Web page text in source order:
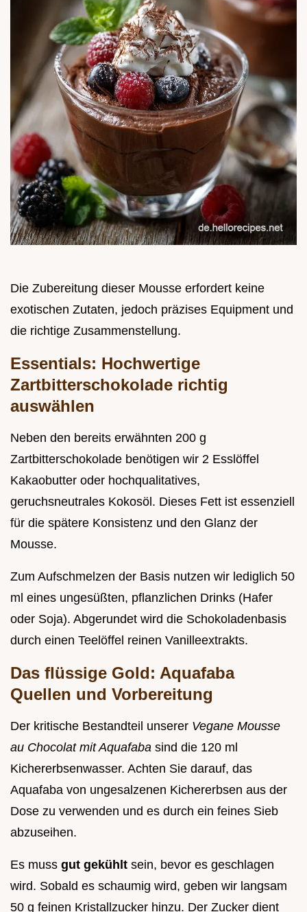
Die Zubereitung dieser Mousse erfordert keine
exotischen Zutaten, jedoch präzises Equipment und
die richtige Zusammenstellung.
Essentials: Hochwertige
Zartbitterschokolade richtig
auswählen
Neben den bereits erwähnten 200 g
Zartbitterschokolade benötigen wir 2 Esslöffel
Kakaobutter oder hochqualitatives,
geruchsneutrales Kokosöl. Dieses Fett ist essenziell
für die spätere Konsistenz und den Glanz der
Mousse.
Zum Aufschmelzen der Basis nutzen wir lediglich 50
ml eines ungesüßten, pflanzlichen Drinks (Hafer
oder Soja). Abgerundet wird die Schokoladenbasis
durch einen Teelöffel reinen Vanilleextrakts.
Das flüssige Gold: Aquafaba
Quellen und Vorbereitung
Der kritische Bestandteil unserer Vegane Mousse
au Chocolat mit Aquafaba sind die 120 ml
Kichererbsenwasser. Achten Sie darauf, das
Aquafaba von ungesalzenen Kichererbsen aus der
Dose zu verwenden und es durch ein feines Sieb
abzuseihen.
Es muss gut gekühlt sein, bevor es geschlagen
wird. Sobald es schaumig wird, geben wir langsam
50 g feinen Kristallzucker hinzu. Der Zucker dient